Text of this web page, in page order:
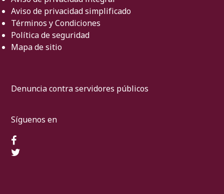
Aviso de privacidad simplificado
Términos y Condiciones
Política de seguridad
Mapa de sitio
Denuncia contra servidores públicos
Síguenos en